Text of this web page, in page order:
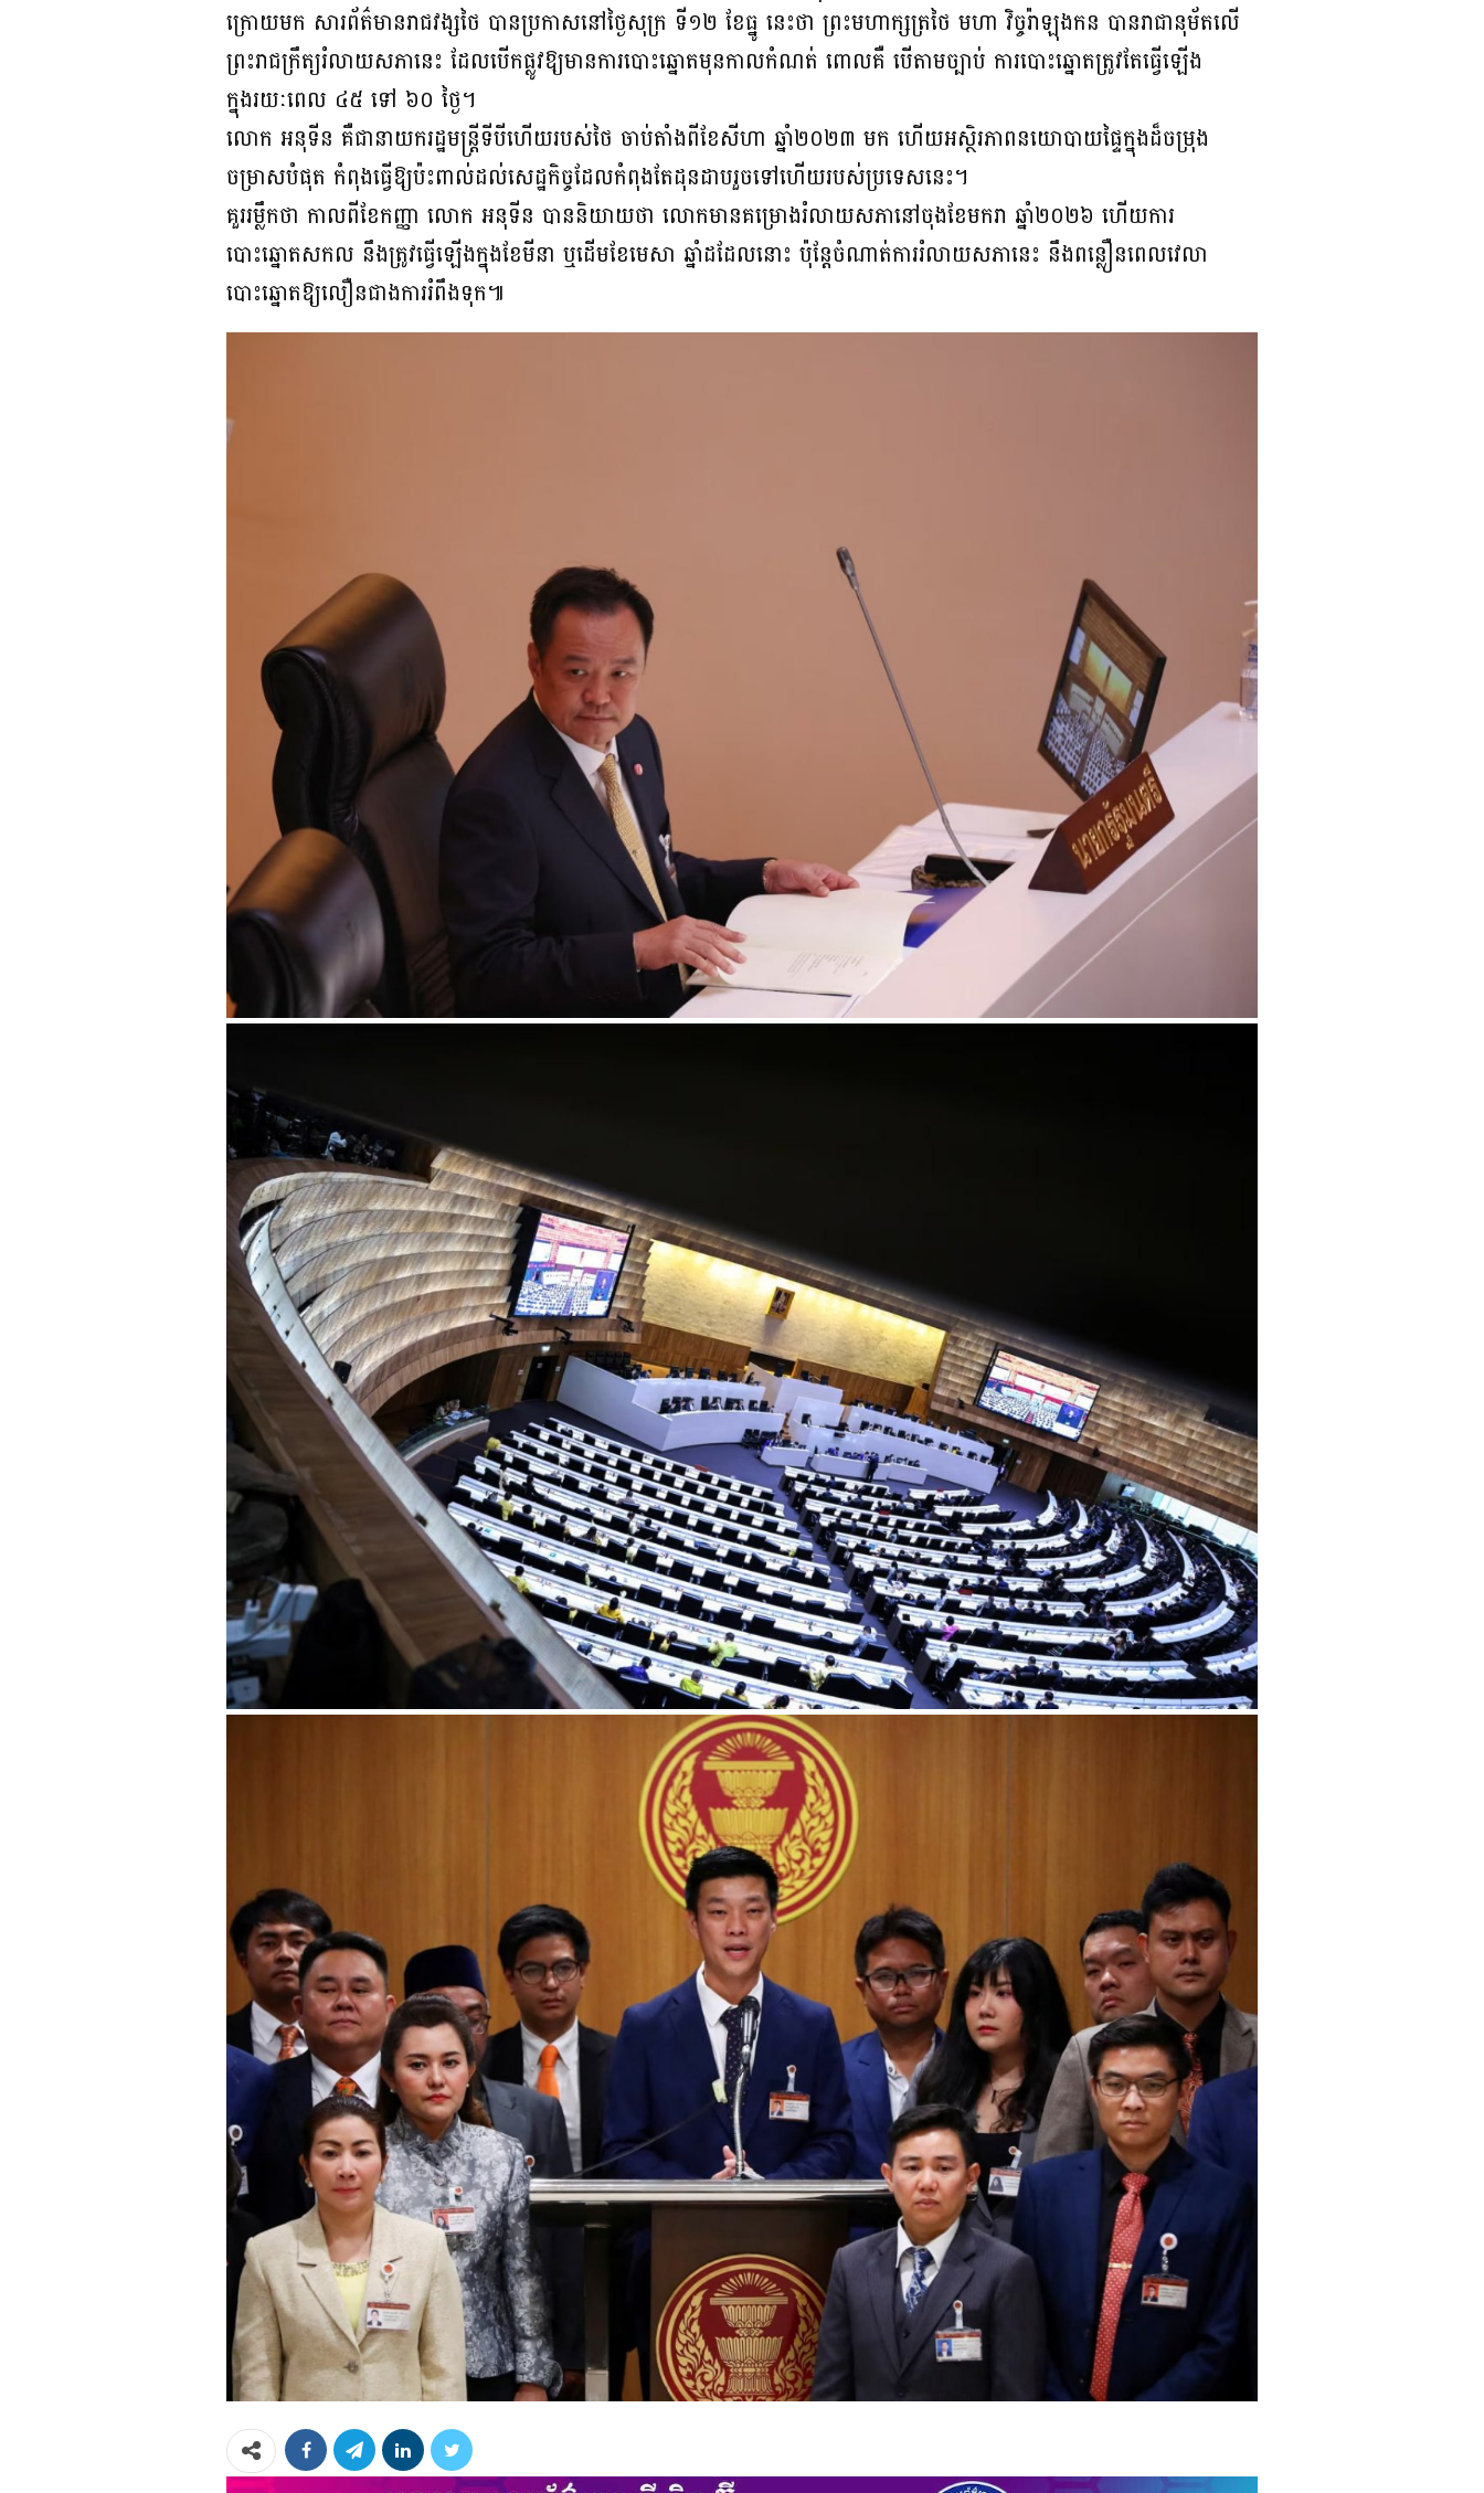
ក្រោយមក សារព័ត៌មានរាជវង្សថៃ បានប្រកាសនៅថ្ងៃសុក្រ ទី១២ ខែធ្នូ នេះថា ព្រះមហាក្សត្រថៃ មហា វិច្ចរ៉ាឡុងកន បានរាជានុម័តលើ
ព្រះរាជក្រឹត្យរំលាយសភានេះ ដែលបើកផ្លូវឱ្យមានការបោះឆ្នោតមុនកាលកំណត់ ពោលគឺ បើតាមច្បាប់ ការបោះឆ្នោតត្រូវតែធ្វើឡើង
ក្នុងរយៈពេល ៤៥ ទៅ ៦០ ថ្ងៃ។
លោក អនុទីន គឺជានាយករដ្ឋមន្ត្រីទីបីហើយរបស់ថៃ ចាប់តាំងពីខែសីហា ឆ្នាំ២០២៣ មក ហើយអស្ថិរភាពនយោបាយផ្ទៃក្នុងដ៏ចម្រុង
ចម្រាសបំផុត កំពុងធ្វើឱ្យប៉ះពាល់ដល់សេដ្ឋកិច្ចដែលកំពុងតែដុនដាបរួចទៅហើយរបស់ប្រទេសនេះ។
គួររម្លឹកថា កាលពីខែកញ្ញា លោក អនុទីន បាននិយាយថា លោកមានគម្រោងរំលាយសភានៅចុងខែមករា ឆ្នាំ២០២៦ ហើយការ
បោះឆ្នោតសកល នឹងត្រូវធ្វើឡើងក្នុងខែមីនា ឬដើមខែមេសា ឆ្នាំដដែលនោះ ប៉ុន្តែចំណាត់ការរំលាយសភានេះ នឹងពន្លឿនពេលវេលា
បោះឆ្នោតឱ្យលឿនជាងការរំពឹងទុក៕